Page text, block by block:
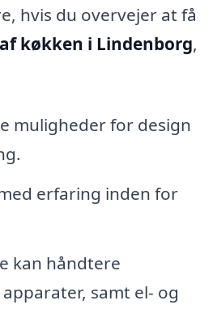
hvis du overvejer at få
køkken i Lindenborg,
muligheder for design
erfaring inden for
kan håndtere
samt el- og